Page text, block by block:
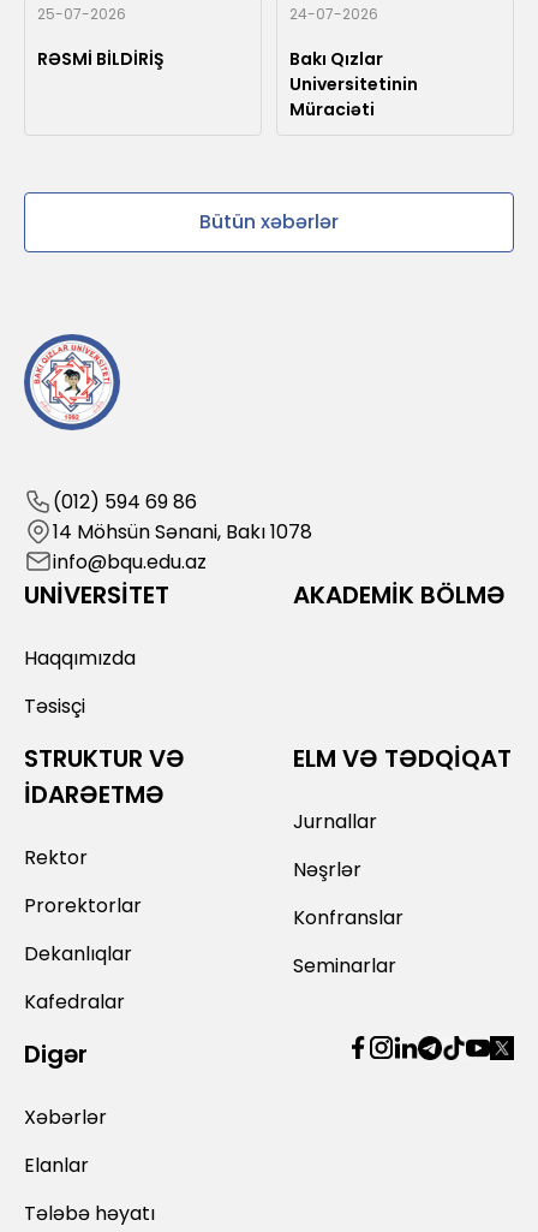
25-07-2026
RƏSMİ BİLDİRİŞ
24-07-2026
Bakı Qızlar
Universitetinin
Müraciəti
Bütün xəbərlər
(012) 594 69 86
14 Möhsün Sənani, Bakı 1078
info@bqu.edu.az
UNİVERSİTET
Haqqımızda
Təsisçi
AKADEMİK BÖLMƏ
STRUKTUR VƏ
İDARƏETMƏ
Rektor
Prorektorlar
Dekanlıqlar
Kafedralar
ELM VƏ TƏDQİQAT
Jurnallar
Nəşrlər
Konfranslar
Seminarlar
Digər
Xəbərlər
Elanlar
Tələbə həyatı